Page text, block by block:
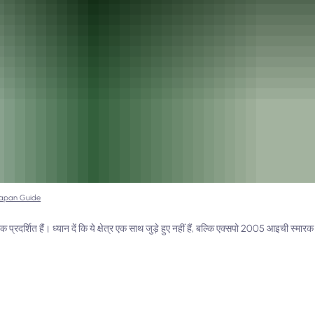
Guide
हैं। ध्यान दें कि ये क्षेत्र एक साथ जुड़े हुए नहीं हैं, बल्कि एक्सपो 2005 आइची स्मारक